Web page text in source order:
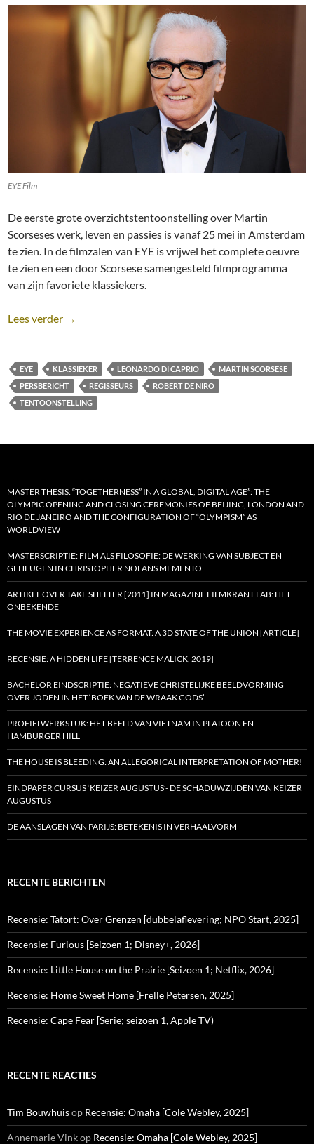
EYE Film
De eerste grote overzichtstentoonstelling over Martin
Scorseses werk, leven en passies is vanaf 25 mei in Amsterdam
te zien. In de filmzalen van EYE is vrijwel het complete oeuvre
te zien en een door Scorsese samengesteld filmprogramma
van zijn favoriete klassiekers.
Lees verder Persbericht: tentoonstelling over filmmaker Martin
→
EYE KLASSIEKER LEONARDO DI CAPRIO
MARTIN SCORSESE
PERSBERICHT
REGISSEURS
ROBERT DE NIRO
TENTOONSTELLING
MASTER THESIS: “TOGETHERNESS” IN A GLOBAL, DIGITAL AGE”: THE
OLYMPIC OPENING AND CLOSING CEREMONIES OF BEIJING, LONDON AND
RIO DE JANEIRO AND THE CONFIGURATION OF “OLYMPISM” AS
WORLDVIEW
MASTERSCRIPTIE: FILM ALS FILOSOFIE: DE WERKING VAN SUBJECT EN
GEHEUGEN IN CHRISTOPHER NOLANS MEMENTO
ARTIKEL OVER TAKE SHELTER [2011] IN MAGAZINE FILMKRANT LAB: HET
ONBEKENDE
THE MOVIE EXPERIENCE AS FORMAT: A 3D STATE OF THE UNION [ARTICLE]
RECENSIE: A HIDDEN LIFE [TERRENCE MALICK, 2019]
BACHELOR EINDSCRIPTIE: NEGATIEVE CHRISTELIJKE BEELDVORMING
OVER JODEN IN HET ‘BOEK VAN DE WRAAK GODS’
PROFIELWERKSTUK: HET BEELD VAN VIETNAM IN PLATOON EN
HAMBURGER HILL
THE HOUSE IS BLEEDING: AN ALLEGORICAL INTERPRETATION OF MOTHER!
EINDPAPER CURSUS ‘KEIZER AUGUSTUS’- DE SCHADUWZIJDEN VAN KEIZER
AUGUSTUS
DE AANSLAGEN VAN PARIJS: BETEKENIS IN VERHAALVORM
RECENTE BERICHTEN
Recensie: Tatort: Over Grenzen [dubbelaflevering; NPO Start, 2025]
Recensie: Furious [Seizoen 1; Disney+, 2026]
Recensie: Little House on the Prairie [Seizoen 1; Netflix, 2026]
Recensie: Home Sweet Home [Frelle Petersen, 2025]
Recensie: Cape Fear [Serie; seizoen 1, Apple TV)
RECENTE REACTIES
Tim Bouwhuisop Recensie: Omaha [Cole Webley, 2025]
Annemarie Vinkop Recensie: Omaha [Cole Webley, 2025]